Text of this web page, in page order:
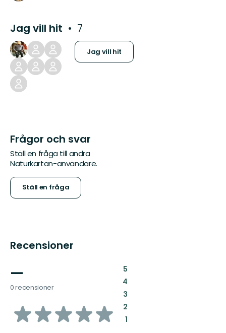
Jag vill hit 7
Jag vill hit
Frågor och svar
Ställ en fråga till andra
Naturkartan-användare.
Ställ en fråga
Recensioner
—
0 recensioner
av
5:
4:
3:
2:
1: